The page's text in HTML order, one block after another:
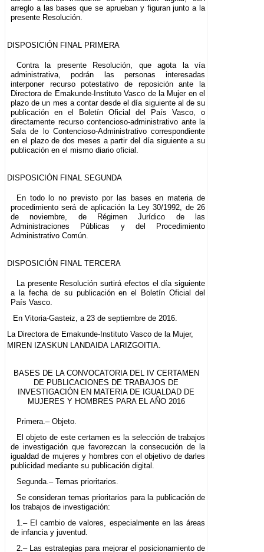
arreglo a las bases que se aprueban y figuran junto a la
presente Resolución.
DISPOSICIÓN FINAL PRIMERA
Contra la presente Resolución, que agota la vía
administrativa, podrán las personas interesadas
interponer recurso potestativo de reposición ante la
Directora de Emakunde-Instituto Vasco de la Mujer en el
plazo de un mes a contar desde el día siguiente al de su
publicación en el Boletín Oficial del País Vasco, o
directamente recurso contencioso-administrativo ante la
Sala de lo Contencioso-Administrativo correspondiente
en el plazo de dos meses a partir del día siguiente a su
publicación en el mismo diario oficial.
DISPOSICIÓN FINAL SEGUNDA
En todo lo no previsto por las bases en materia de
procedimiento será de aplicación la Ley 30/1992, de 26
de noviembre, de Régimen Jurídico de las
Administraciones Públicas y del Procedimiento
Administrativo Común.
DISPOSICIÓN FINAL TERCERA
La presente Resolución surtirá efectos el día siguiente
a la fecha de su publicación en el Boletín Oficial del
País Vasco.
En Vitoria-Gasteiz, a 23 de septiembre de 2016.
La Directora de Emakunde-Instituto Vasco de la Mujer,
MIREN IZASKUN LANDAIDA LARIZGOITIA.
BASES DE LA CONVOCATORIA DEL IV CERTAMEN
DE PUBLICACIONES DE TRABAJOS DE
INVESTIGACIÓN EN MATERIA DE IGUALDAD DE
MUJERES Y HOMBRES PARA EL AÑO 2016
Primera.– Objeto.
El objeto de este certamen es la selección de trabajos
de investigación que favorezcan la consecución de la
igualdad de mujeres y hombres con el objetivo de darles
publicidad mediante su publicación digital.
Segunda.– Temas prioritarios.
Se consideran temas prioritarios para la publicación de
los trabajos de investigación:
1.– El cambio de valores, especialmente en las áreas
de infancia y juventud.
2.– Las estrategias para mejorar el posicionamiento de